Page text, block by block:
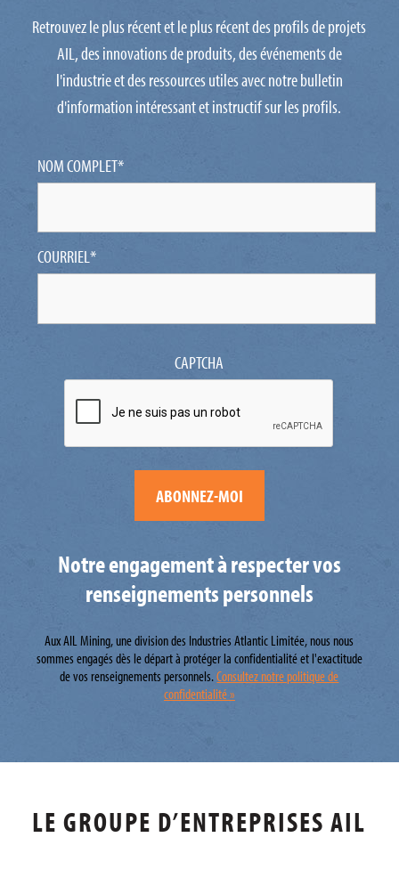
Retrouvez le plus récent et le plus récent des profils de projets
AIL, des innovations de produits, des événements de
l'industrie et des ressources utiles avec notre bulletin
d'information intéressant et instructif sur les profils.
NOM COMPLET*
COURRIEL*
CAPTCHA
Notre engagement à respecter vos
renseignements personnels
Aux AIL Mining, une division des Industries Atlantic Limitée, nous nous
sommes engagés dès le départ à protéger la confidentialité et l'exactitude
de vos renseignements personnels.Consultez notre politique de
confidentialité »
LE GROUPE D’ENTREPRISES AIL